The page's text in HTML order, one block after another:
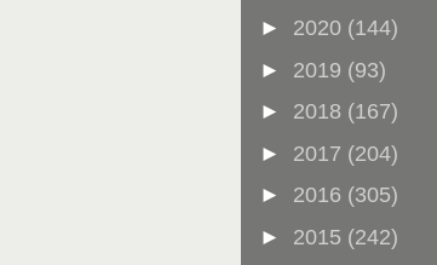
► 2020 (144)
► 2019 (93)
► 2018 (167)
► 2017 (204)
► 2016 (305)
► 2015 (242)